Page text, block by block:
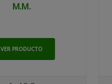
M.m.
VER PRODUCTO